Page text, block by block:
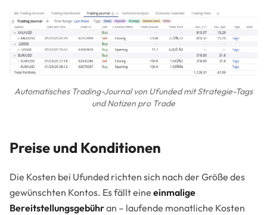
Automatisches Trading-Journal von Ufunded mit Strategie-Tags
und Notizen pro Trade
Preise und Konditionen
Die Kosten bei Ufunded richten sich nach der Größe des
gewünschten Kontos. Es fällt eine einmalige
Bereitstellungsgebühran – laufende monatliche Kosten